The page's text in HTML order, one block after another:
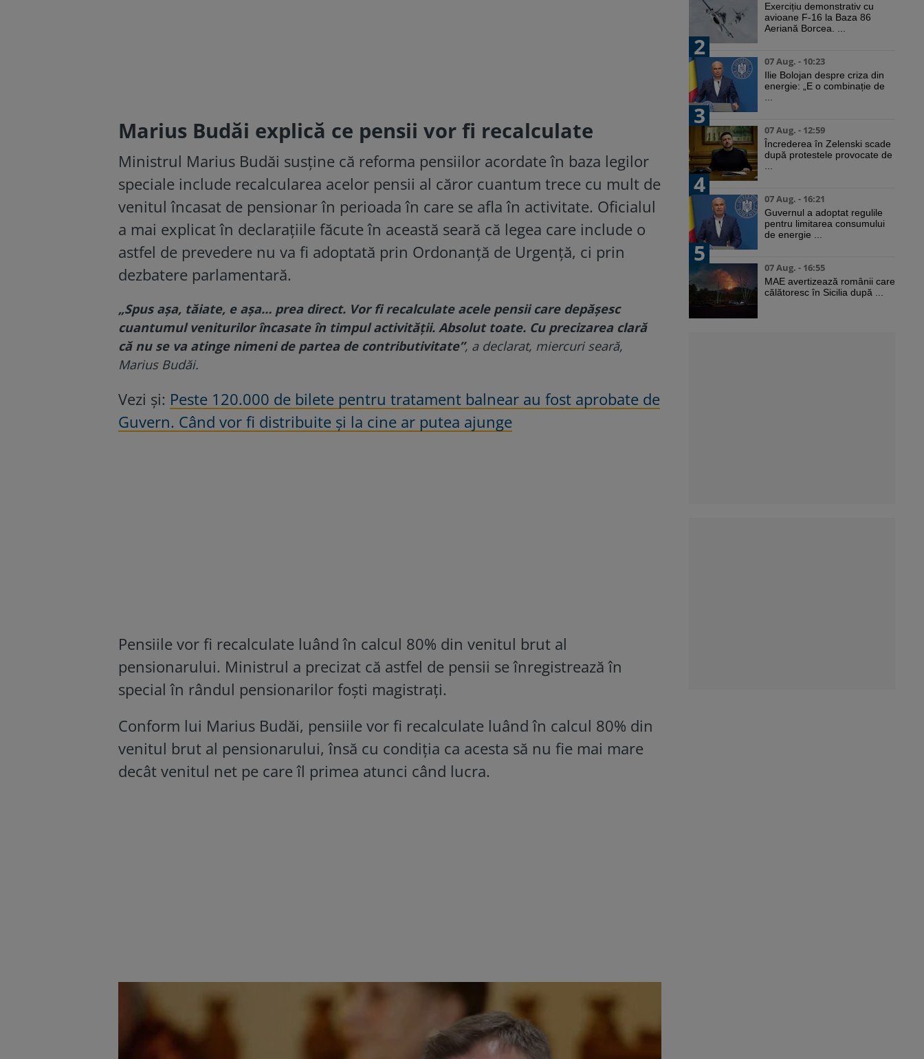
Marius Budăi explică ce pensii vor fi recalculate
Ministrul Marius Budăi susține că reforma pensiilor acordate în baza legilor
speciale include recalcularea acelor pensii al căror cuantum trece cu mult de
venitul încasat de pensionar în perioada în care se afla în activitate. Oficialul
a mai explicat în declarațiile făcute în această seară că legea care include o
astfel de prevedere nu va fi adoptată prin Ordonanţă de Urgenţă, ci prin
dezbatere parlamentară.
„Spus aşa, tăiate, e aşa… prea direct. Vor fi recalculate acele pensii care depăşesc
cuantumul veniturilor încasate în timpul activităţii. Absolut toate. Cu precizarea clară
că nu se va atinge nimeni de partea de contributivitate”, a declarat, miercuri seară,
Marius Budăi.
Vezi și: Peste 120.000 de bilete pentru tratament balnear au fost aprobate de
Guvern. Când vor fi distribuite și la cine ar putea ajunge
Pensiile vor fi recalculate luând în calcul 80% din venitul brut al
pensionarului. Ministrul a precizat că astfel de pensii se înregistrează în
special în rândul pensionarilor foşti magistraţi.
Conform lui Marius Budăi, pensiile vor fi recalculate luând în calcul 80% din
venitul brut al pensionarului, însă cu condiţia ca acesta să nu fie mai mare
decât venitul net pe care îl primea atunci când lucra.
Exercițiu demonstrativ cu
avioane F-16 la Baza 86
Aeriană Borcea. ...
2
07 Aug. - 10:23
Ilie Bolojan despre criza din
energie: „E o combinație de
3
07 Aug. - 12:59
Încrederea în Zelenski scade
după protestele provocate de
4
07 Aug. - 16:21
Guvernul a adoptat regulile
pentru limitarea consumului
de energie ...
5
07 Aug. - 16:55
MAE avertizează românii care
călătoresc în Sicilia după ...